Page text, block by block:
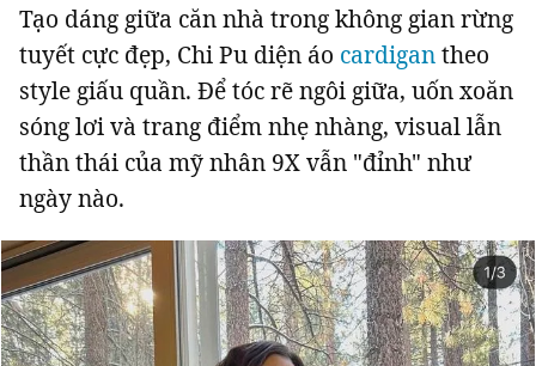
Hotline
0906 645 777
Liên hệ quảng cáo
0908 780 404
Đặt báo Quảng cáo RSS Tòa soạn Chính sách bảo
Tổng biên tập: Nguyễn Ngọc Toàn
Ủy viên Ban biên tập - Tổng Thư ký tòa soạn: Trần Việt Hưng
Giấy phép xuất bản số 110/GP - BTTTT cấp ngày 24.3.2020
© 2003-2026 Bản quyền thuộc về Báo Thanh Niên. Cấm sao chép
dưới mọi hình thức nếu không có sự chấp thuận bằng văn bản.
Phát triển bởi ePi Technologies, JSC.
Tạo dáng giữa căn nhà trong không gian rừng
tuyết cực đẹp, Chi Pu diện áo cardigantheo
style giấu quần. Để tóc rẽ ngôi giữa, uốn xoăn
sóng lơi và trang điểm nhẹ nhàng, visual lẫn
thần thái của mỹ nhân 9X vẫn "đỉnh" như
ngày nào.